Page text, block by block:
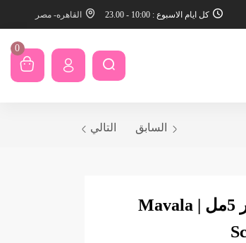
كل ايام الاسبوع : 10:00 - 23.00 القاهره- مصر
0
السابق التالي
مافالا ساينتفيك مقوي الأظافر 5مل | Mavala